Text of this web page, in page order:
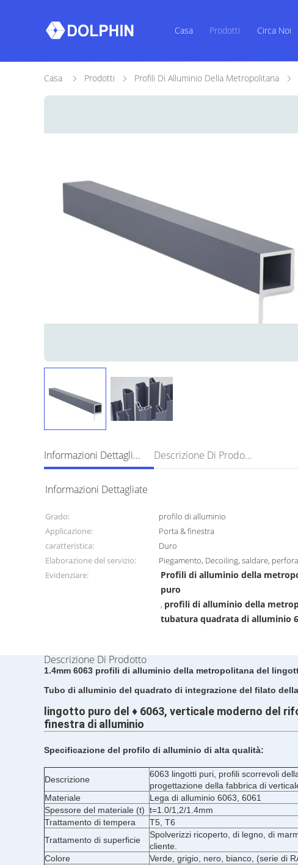
Casa Prodotti Circa Noi
Casa Prodotti Profili Di Alluminio Della Metropolitana
Informazioni Dettagliate Descrizione Di Prodotto
Informazioni Dettagliate
Grado: profilo di alluminio
Applicazione:
Porta & finestra
caratteristica:
Duro
Elaborazione del servizio:
Piegamento, Decoiling, saldare,
Evidenziare:
Profili di alluminio della
puro
, profili di alluminio della
tubatura quadrata di alluminio
Descrizione Di Prodotto
1.4mm 6063 profili di alluminio della metropolitana del
Tubo di alluminio del quadrato di integrazione del filato
lingotto puro del ♦ 6063, verticale moderno del
finestra di alluminio
Specificazione del profilo di alluminio di alta qualità:
Descrizione
6063 lingotti puri, profili scorrevoli
progettazione della fabbrica di
Materiale
Lega di alluminio 6063, 6061
Spessore del materiale (t) t=1.0/1,2/1.4mm
Trattamento di tempera
T5, T6
Trattamento di superficie
Spolverizzi ricoperto, di legno, di
cliente.
Colore
Verde, grigio, nero, bianco, (serie di